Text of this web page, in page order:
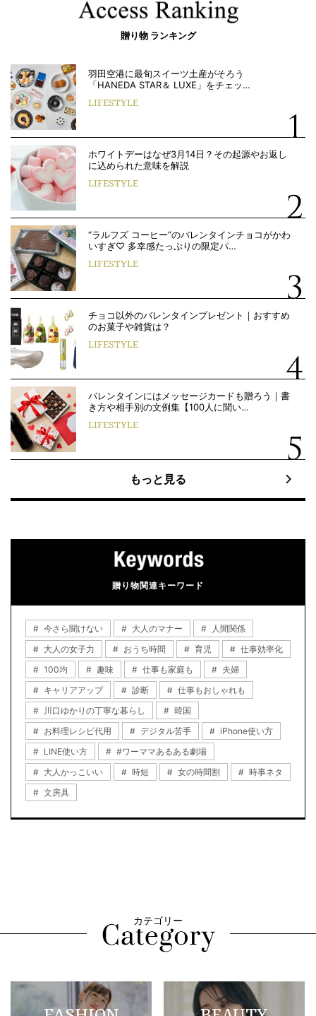
贈り物 ランキング
羽田空港に最旬スイーツ土産がそろう
「HANEDA STAR＆ LUXE」をチェッ…
LIFESTYLE
ホワイトデーはなぜ3月14日？その起源やお返し
に込められた意味を解説
LIFESTYLE
“ラルフズ コーヒー”のバレンタインチョコがかわ
いすぎ♡ 多幸感たっぷりの限定パ…
LIFESTYLE
チョコ以外のバレンタインプレゼント｜おすすめ
のお菓子や雑貨は？
LIFESTYLE
バレンタインにはメッセージカードも贈ろう｜書
き方や相手別の文例集【100人に聞い…
LIFESTYLE
もっと見る
贈り物関連キーワード
今さら聞けない 大人のマナー
人間関係
大人の女子力
おうち時間 育児
仕事効率化
100均
趣味 仕事も家庭も
夫婦
キャリアアップ
診断
仕事もおしゃれも
川口ゆかりの丁寧な暮らし
韓国
お料理レシピ代用
デジタル苦手
iPhone使い方
LINE使い方
#ワーママあるある劇場
大人かっこいい
時短 女の時間割
時事ネタ
文房具
カテゴリー